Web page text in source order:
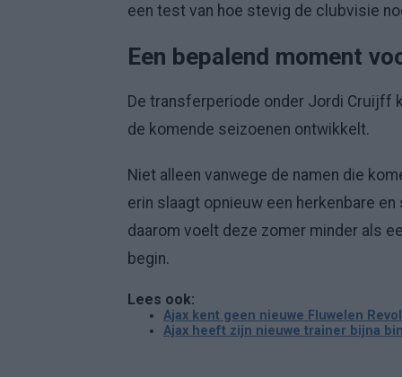
een test van hoe stevig de clubvisie
Een bepalend moment
De transferperiode onder Jordi Cruijff
de komende seizoenen ontwikkelt.
Niet alleen vanwege de namen die
erin slaagt opnieuw een herkenbare
daarom voelt deze zomer minder als
begin.
Lees ook:
Ajax kent geen nieuwe Fluwelen
Ajax heeft zijn nieuwe trainer bijna